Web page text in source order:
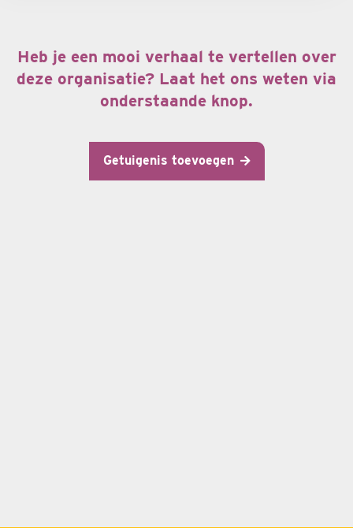
Heb je een mooi verhaal te vertellen over
deze organisatie? Laat het ons weten via
onderstaande knop.
Getuigenis toevoegen